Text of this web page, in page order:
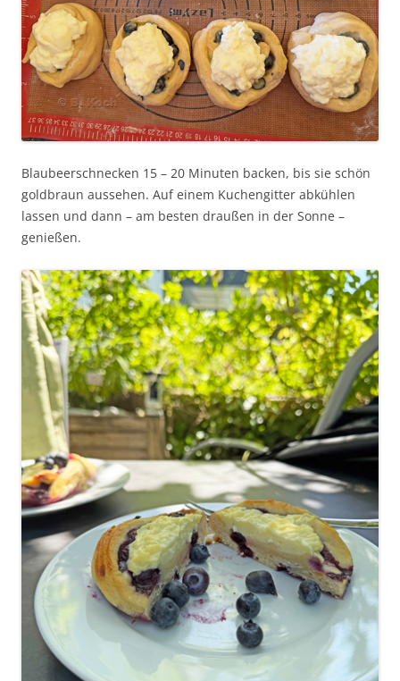
Blaubeerschnecken 15 – 20 Minuten backen, bis sie schön
goldbraun aussehen. Auf einem Kuchengitter abkühlen
lassen und dann – am besten draußen in der Sonne –
genießen.